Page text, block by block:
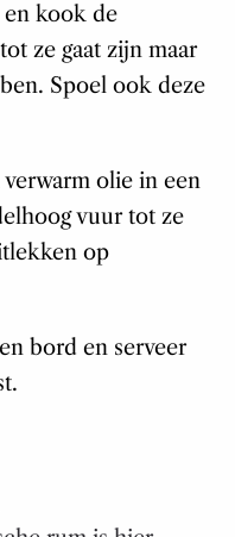
en kook de
ze gaat zijn maar
Spoel ook deze
olie in een
vuur tot ze
op
bord en serveer